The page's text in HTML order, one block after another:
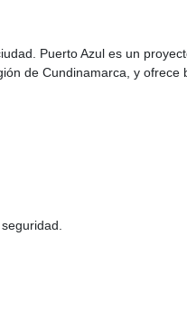
Puerto Azul es un
de Cundinamarca, y ofrece